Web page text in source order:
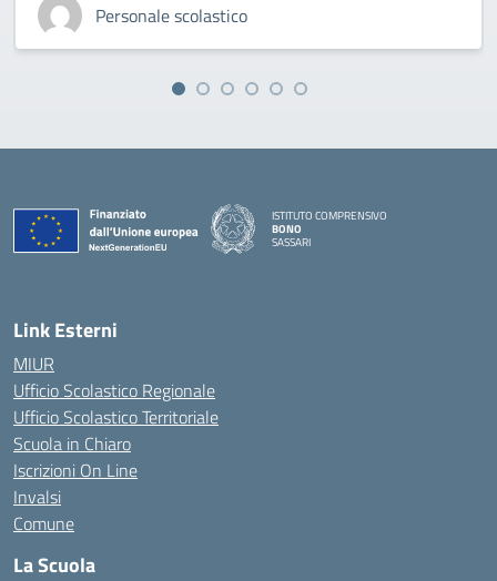
Personale scolastico
ISTITUTO COMPRENSIVO
BONO
SASSARI
Link Esterni
MIUR
Ufficio Scolastico Regionale
Ufficio Scolastico Territoriale
Scuola in Chiaro
Iscrizioni On Line
Invalsi
Comune
La Scuola